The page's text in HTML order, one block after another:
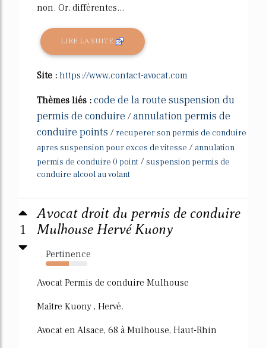
non. Or, différentes...
LIRE LA SUITE
Site : https://www.contact-avocat.com
Thèmes liés : code de la route suspension du
permis de conduire /annulation permis de
conduire points / recuperer son permis de conduire
apres suspension pour exces de vitesse / annulation
permis de conduire 0 point /suspension permis de
conduire alcool au volant
1
Avocat droit du permis de conduire
Mulhouse Hervé Kuony
Pertinence
56%
Avocat Permis de conduire Mulhouse
Maître Kuony , Hervé.
Avocat en Alsace, 68 à Mulhouse, Haut-Rhin